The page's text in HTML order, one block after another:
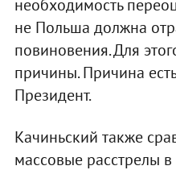
необходимость
не Польша должна
повиновения. Для
причины. Причина
Президент.
Качиньский также
массовые расстрелы